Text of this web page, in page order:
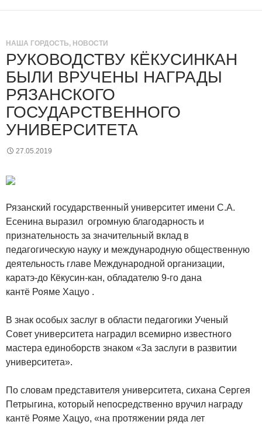
НАША ГОРДОСТЬ, НОВОСТИ
РУКОВОДСТВУ КЁКУСИНКАН
БЫЛИ ВРУЧЕНЫ НАГРАДЫ
РЯЗАНСКОГО
ГОСУДАРСТВЕННОГО
УНИВЕРСИТЕТА
27.05.2019
Рязанский государственный университет имени С.А.
Есенина выразил огромную благодарность и
признательность за значительный вклад в
педагогическую науку и международную общественную
деятельность главе Международной организации,
каратэ-до Кёкусин-кан, обладателю 9-го дана
кантё Рояме Хацуо .
В знак особых заслуг в области педагогики Ученый
Совет университета наградил всемирно известного
мастера единоборств знаком «За заслуги в развитии
университета».
По словам представителя университета, сихана Сергея
Петрыгина, который непосредственно вручил награду
кантё Рояме Хацуо, «на протяжении ряда лет